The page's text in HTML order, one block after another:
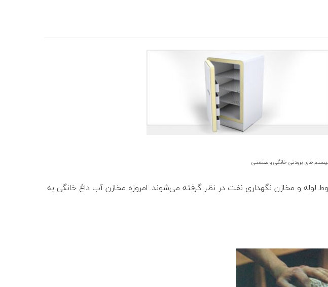
برودتی خانگی و صنعتی
و مخازن نگهداری نفت در نظر گرفته می‌شوند. امروزه مخازن آب داغ خانگی به